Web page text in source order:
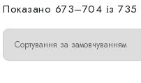
Показано 673–704 із 735